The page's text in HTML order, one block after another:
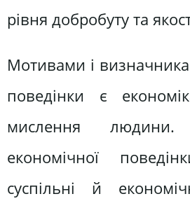
рівня добробуту та
Мотивами і
поведінки є
мислення людини.
економічної
суспільні й